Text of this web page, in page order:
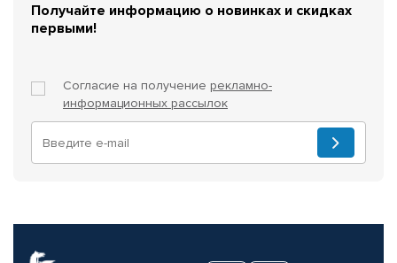
Получайте информацию о новинках и скидках
первыми!
Согласие на получение рекламно-
информационных рассылок